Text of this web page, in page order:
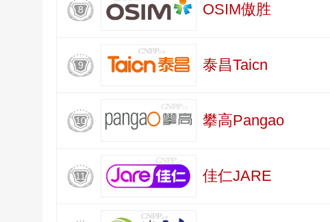
8 OSIM傲胜
9 泰昌Taicn
10 攀高Pangao
11 佳仁JARE